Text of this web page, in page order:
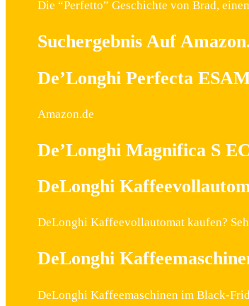
Die “Perfetto” Geschichte von Brad,
Suchergebnis Auf
De’Longhi Perfecta
Amazon.de
De’Longhi Magnifica S
DeLonghi
DeLonghi Kaffeevollautomat kaufen?
DeLonghi
DeLonghi Kaffeemaschinen im Black-